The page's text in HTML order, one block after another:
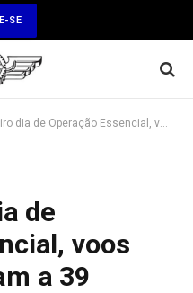
SE
Operação Essencial, voos afetados chegam a 39
de
voos
a 39